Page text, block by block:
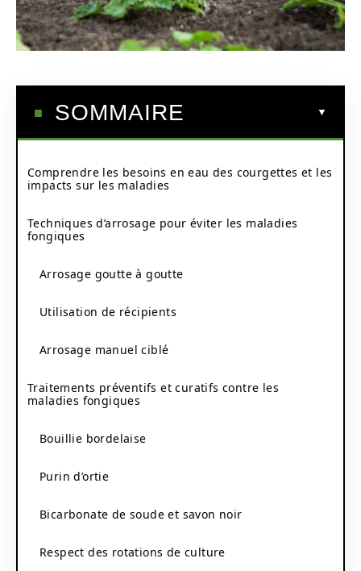
SOMMAIRE
Comprendre les besoins en eau des courgettes et les
impacts sur les maladies
Techniques d’arrosage pour éviter les maladies
fongiques
Arrosage goutte à goutte
Utilisation de récipients
Arrosage manuel ciblé
Traitements préventifs et curatifs contre les
maladies fongiques
Bouillie bordelaise
Purin d’ortie
Bicarbonate de soude et savon noir
Respect des rotations de culture